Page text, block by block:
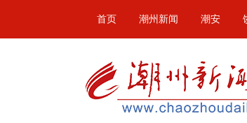
首页 潮州新闻 潮安